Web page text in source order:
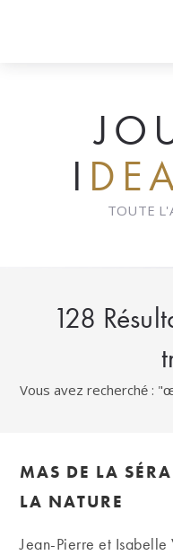
I
TOUTE
128
Vous avez recherché :
MAS DE LA
LA NATURE
Jean-Pierre et